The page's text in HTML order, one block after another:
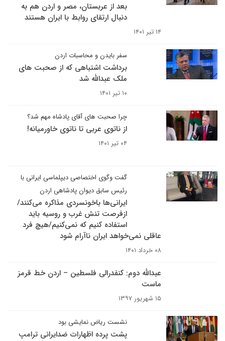
بعد از عربستان، مصر و اردن هم به
دنبال ارتقای روابط با ایران هستند
۱۴ تیر ۱۴۰۱
سفر بایدن و محاسبات اردن
برداشت اشتباهی که از صحبت های
ملک عبدالله شد
۱۰ تیر ۱۴۰۱
چرا صحبت های آقای پادشاه مهم شد؟
از ناتوی عربی تا ناتوی خاورمیانه!
۰۴ تیر ۱۴۰۱
گفت وگوی اختصاصی دیپلماسی ایرانی با
رئیس سابق دیوان پادشاهی اردن
ایرانی‌ها باخونسردی مذاکره می‌کنند/
ازفرصت تنش غرب و روسیه باید
استفاده کنیم که نمی‌کنیم/هیچ فرد
عاقلی نمی‌خواهد ایران ناآرام شود
۰۸ خرداد ۱۴۰۱
عبدالله دوم: کنفدرالی فلسطین – اردن خط قرمز
ماست
۱۵ شهریور ۱۳۹۷
نشست ریاض نمایشی بود
پشت پرده اظهارات ضدایرانی ترامپ